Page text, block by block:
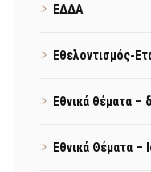
ΕΔΔΑ
Εθελοντισμός-
Εθνικά θέματα –
Εθνικά Θέματα –